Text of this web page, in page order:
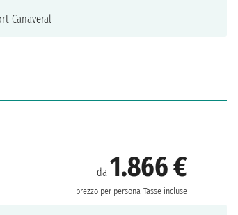
Canaveral
da 1.866 €
prezzo per persona Tasse incluse